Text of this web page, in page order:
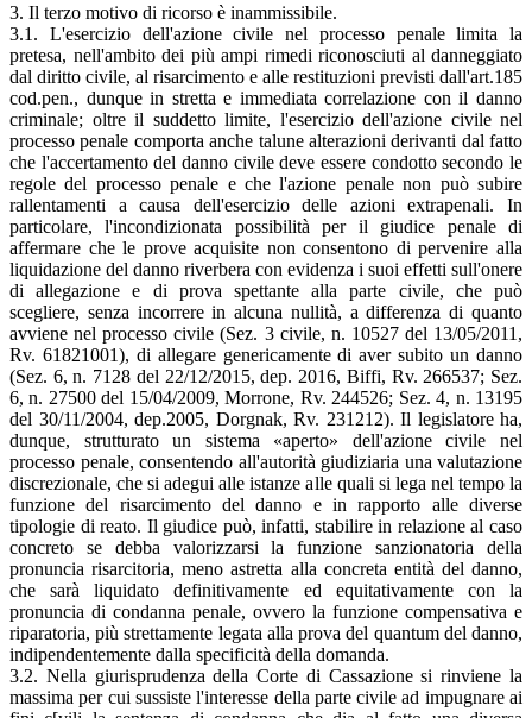
3. Il terzo motivo di ricorso è inammissibile.
3.1. L'esercizio dell'azione civile nel processo penale limita la
pretesa, nell'ambito dei più ampi rimedi riconosciuti al danneggiato
dal diritto civile, al risarcimento e alle restituzioni previsti dall'art.185
cod.pen., dunque in stretta e immediata correlazione con il danno
criminale; oltre il suddetto limite, l'esercizio dell'azione civile nel
processo penale comporta anche talune alterazioni derivanti dal fatto
che l'accertamento del danno civile deve essere condotto secondo le
regole del processo penale e che l'azione penale non può subire
rallentamenti a causa dell'esercizio delle azioni extrapenali. In
particolare, l'incondizionata possibilità per il giudice penale di
affermare che le prove acquisite non consentono di pervenire alla
liquidazione del danno riverbera con evidenza i suoi effetti sull'onere
di allegazione e di prova spettante alla parte civile, che può
scegliere, senza incorrere in alcuna nullità, a differenza di quanto
avviene nel processo civile (Sez. 3 civile, n. 10527 del 13/05/2011,
Rv. 61821001), di allegare genericamente di aver subito un danno
(Sez. 6, n. 7128 del 22/12/2015, dep. 2016, Biffi, Rv. 266537; Sez.
6, n. 27500 del 15/04/2009, Morrone, Rv. 244526; Sez. 4, n. 13195
del 30/11/2004, dep.2005, Dorgnak, Rv. 231212). Il legislatore ha,
dunque, strutturato un sistema «aperto» dell'azione civile nel
processo penale, consentendo all'autorità giudiziaria una valutazione
discrezionale, che si adegui alle istanze alle quali si lega nel tempo la
funzione del risarcimento del danno e in rapporto alle diverse
tipologie di reato. Il giudice può, infatti, stabilire in relazione al caso
concreto se debba valorizzarsi la funzione sanzionatoria della
pronuncia risarcitoria, meno astretta alla concreta entità del danno,
che sarà liquidato definitivamente ed equitativamente con la
pronuncia di condanna penale, ovvero la funzione compensativa e
riparatoria, più strettamente legata alla prova del quantum del danno,
indipendentemente dalla specificità della domanda.
3.2. Nella giurisprudenza della Corte di Cassazione si rinviene la
massima per cui sussiste l'interesse della parte civile ad impugnare ai